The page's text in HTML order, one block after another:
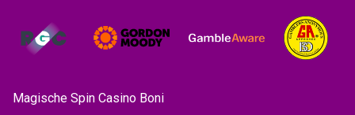
Magische Spin Casino Boni